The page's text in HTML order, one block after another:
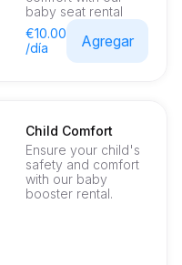
baby seat rental
€10.00
/día
Agregar
Child Comfort
Ensure your child's
safety and comfort
with our baby
booster rental.